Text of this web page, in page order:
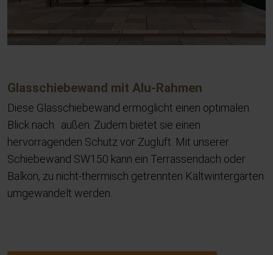
Glasschiebewand mit Alu-Rahmen
Diese Glasschiebewand ermöglicht einen optimalen
Blick nach außen. Zudem bietet sie einen
hervorragenden Schutz vor Zugluft. Mit unserer
Schiebewand SW150 kann ein Terrassendach oder
Balkon, zu nicht-thermisch getrennten Kaltwintergärten
umgewandelt werden.